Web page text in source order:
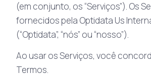
(em conjunto, os “Serviços”). Os
fornecidos pela Optidata Us
(“Optidata”, “nós” ou “nosso”).
Ao usar os Serviços, você
Termos.